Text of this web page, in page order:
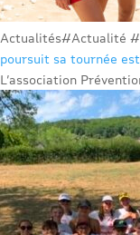
Actualités#Actualité
poursuit sa tournée
L’association